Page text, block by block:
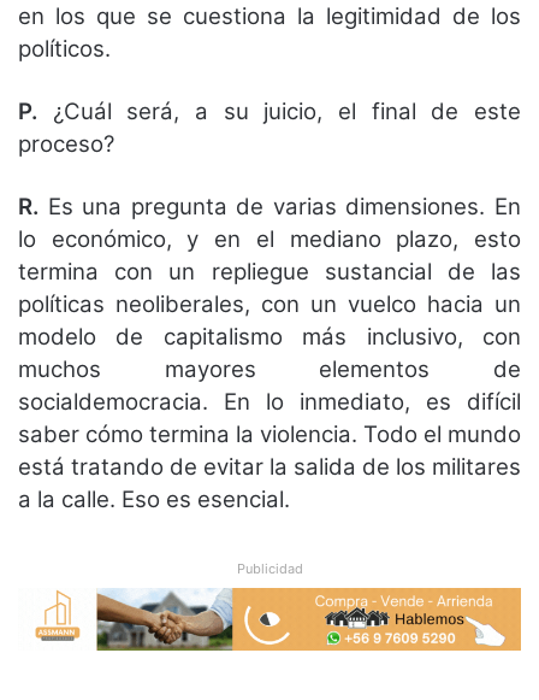
en los que se cuestiona la legitimidad de los
políticos.
P. ¿Cuál será, a su juicio, el final de este
proceso?
R. Es una pregunta de varias dimensiones. En
lo económico, y en el mediano plazo, esto
termina con un repliegue sustancial de las
políticas neoliberales, con un vuelco hacia un
modelo de capitalismo más inclusivo, con
muchos mayores elementos de
socialdemocracia. En lo inmediato, es difícil
saber cómo termina la violencia. Todo el mundo
está tratando de evitar la salida de los militares
a la calle. Eso es esencial.
Publicidad